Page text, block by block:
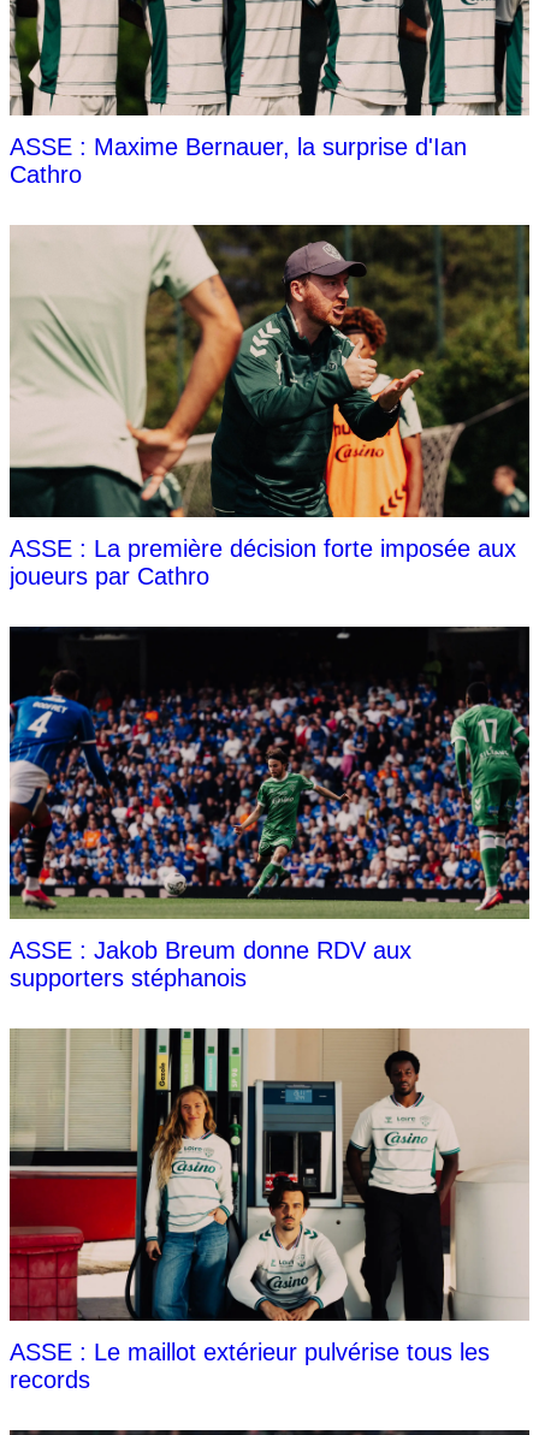
ASSE : Maxime Bernauer, la surprise d'Ian
Cathro
ASSE : La première décision forte imposée aux
joueurs par Cathro
ASSE : Jakob Breum donne RDV aux
supporters stéphanois
ASSE : Le maillot extérieur pulvérise tous les
records